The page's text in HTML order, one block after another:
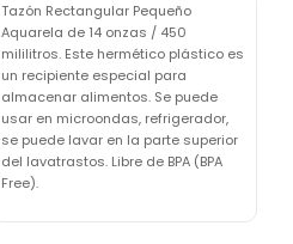
Tazón Rectangular Pequeño
Aquarela de 14 onzas / 450
mililitros. Este hermético plástico es
un recipiente especial para
almacenar alimentos. Se puede
usar en microondas, refrigerador,
se puede lavar en la parte superior
del lavatrastos. Libre de BPA (BPA
Free).